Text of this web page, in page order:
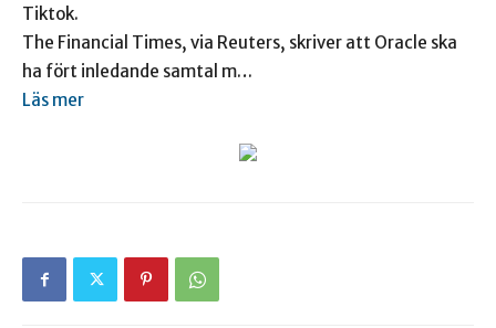
Tiktok.
The Financial Times, via Reuters, skriver att Oracle ska
ha fört inledande samtal m…
Läs mer